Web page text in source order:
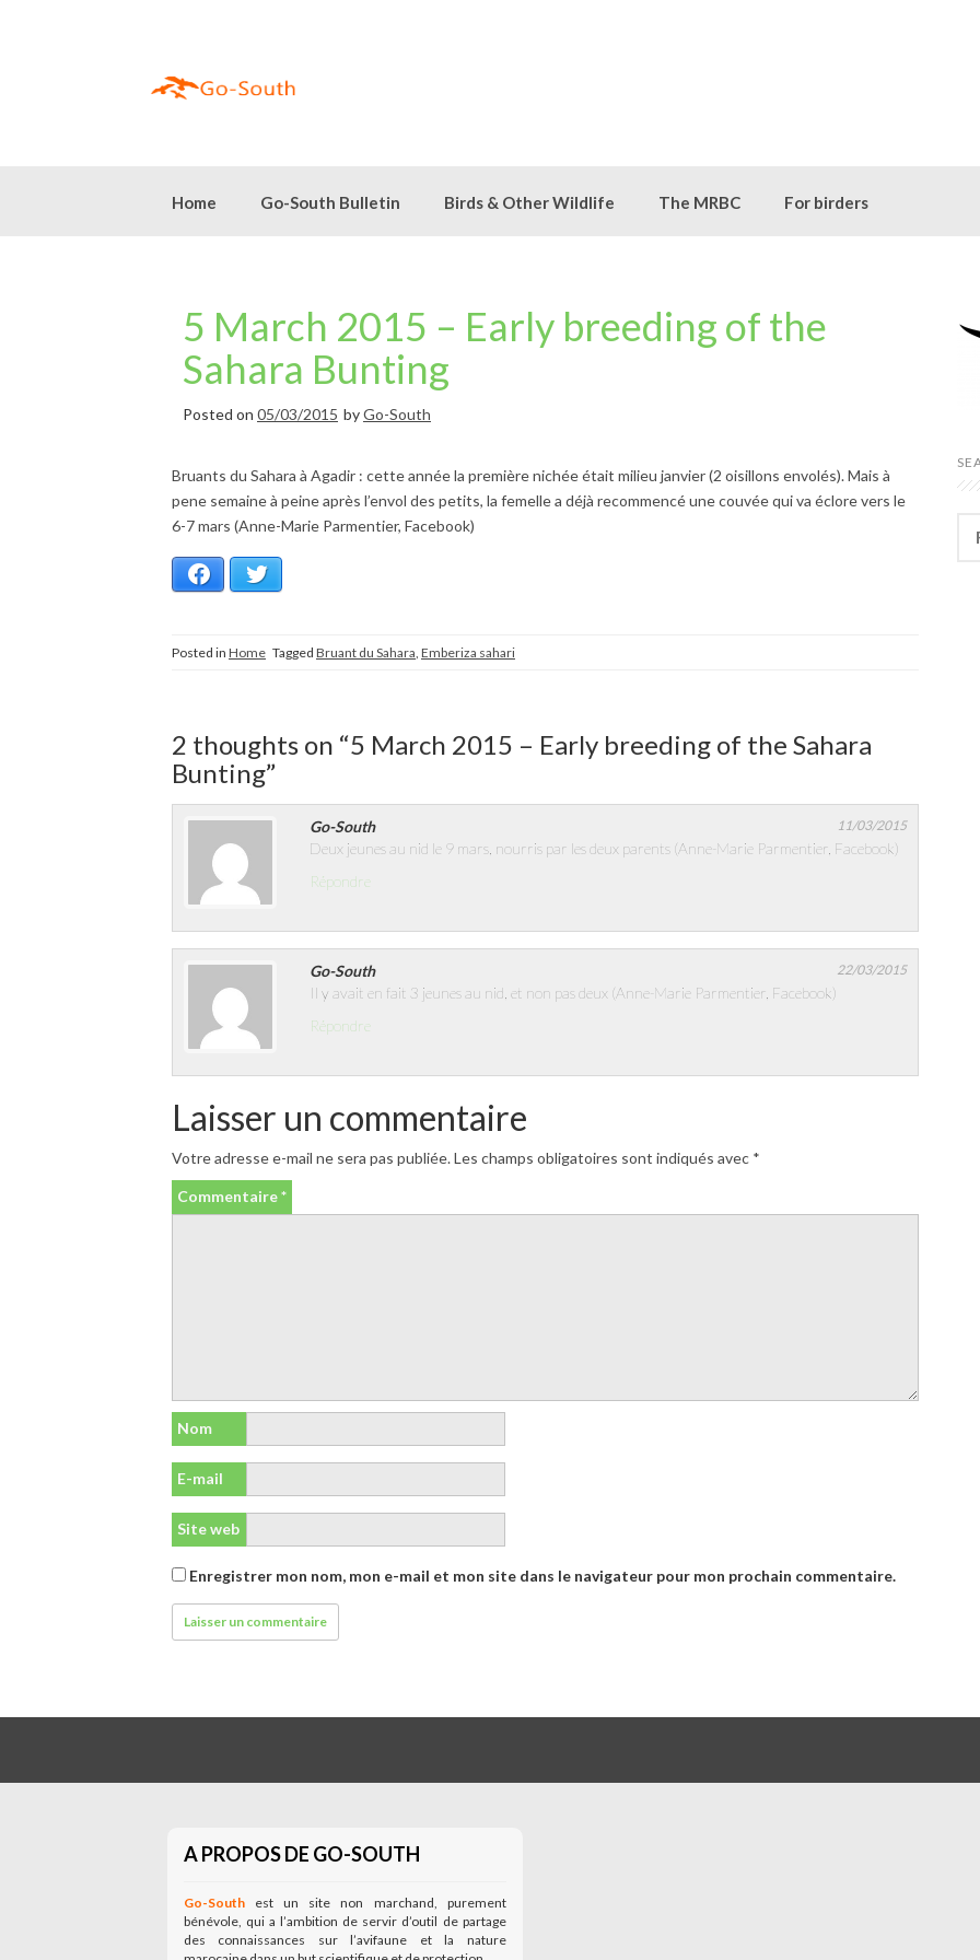
Home Go-South Bulletin Birds & Other Wildlife The MRBC For birders
5 March 2015 – Early breeding of the
Sahara Bunting
Posted on 05/03/2015 byGo-South
Bruants du Sahara à Agadir : cette année la première nichée était milieu janvier (2 oisillons envolés). Mais à
pene semaine à peine après l’envol des petits, la femelle a déjà recommencé une couvée qui va éclore vers le
6-7 mars (Anne-Marie Parmentier, Facebook)
Facebook
Posted in Home Tagged Bruant du Sahara Emberiza sahari
2 thoughts on “5 March 2015 – Early breeding of the Sahara
Bunting”
Go-South 11/03/2015
Deux jeunes au nid le 9 mars, nourris par les deux parents (Anne-Marie Parmentier, Facebook)
Répondre
Go-South 22/03/2015
Il y avait en fait 3 jeunes au nid, et non pas deux (Anne-Marie Parmentier, Facebook)
Répondre
Laisser un commentaire
Votre adresse e-mail ne sera pas publiée.Les champs obligatoires sont indiqués avec *
Commentaire*
Nom
E-mail
Site web
Enregistrer mon nom, mon e-mail et mon site dans le navigateur pour mon prochain commentaire.
A PROPOS DE GO-SOUTH
Go-South est un site non marchand, purement
bénévole, qui a l’ambition de servir d’outil de partage
des connaissances sur l’avifaune et la nature